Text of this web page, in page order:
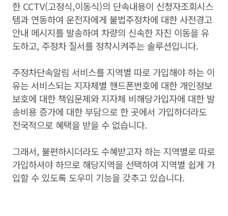
한 CCTV(고정식,이동식)의 단속내용이 신청자조회시스
템과 연동하여 운전자에게 불법주정차에 대한 사전경고
안내 메시지를 발송하여 차량의 신속한 자진 이동을 유
도하고, 주정차 질서를 정착시켜주는 솔루션입니다.
주정차단속알림 서비스를 지역별 따로 가입해야 하는 이
유는 서비스되는 지자체별 핸드폰번호에 대한 개인정보
보호에 대한 책임문제와 지자체 비해당가입자에 대한 발
송비용 증가에 대한 부담으로 한 곳에서 가입하더라도
전국적으로 혜택을 받을 수 없습니다.
그래서, 불편하시더라도 수혜받고자 하는 지역별로 따로
가입하셔야 하므로 해당지역을 선택하여 지역별 쉽게 가
입할 수 있도록 도우미 기능을 갖추고 있습니다.